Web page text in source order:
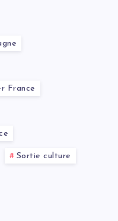
France
Sortie culture